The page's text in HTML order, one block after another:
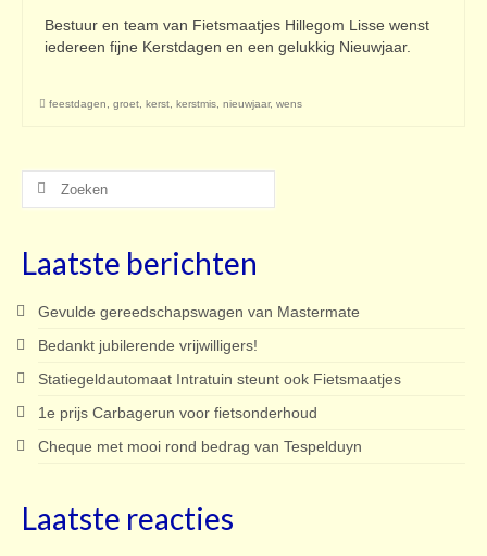
Bestuur en team van Fietsmaatjes Hillegom Lisse wenst
iedereen fijne Kerstdagen en een gelukkig Nieuwjaar.
feestdagen groet kerst kerstmis nieuwjaar, wens
Zoeken
Laatste berichten
Gevulde gereedschapswagen van Mastermate
Bedankt jubilerende vrijwilligers!
Statiegeldautomaat Intratuin steunt ook Fietsmaatjes
1e prijs Carbagerun voor fietsonderhoud
Cheque met mooi rond bedrag van Tespelduyn
Laatste reacties